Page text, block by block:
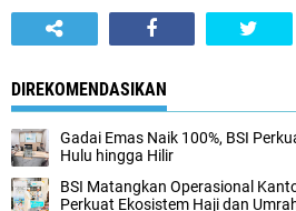
DIREKOMENDASIKAN
Gadai Emas Naik 100%, BSI
Hulu hingga Hilir
BSI Matangkan Operasional
Perkuat Ekosistem Haji dan